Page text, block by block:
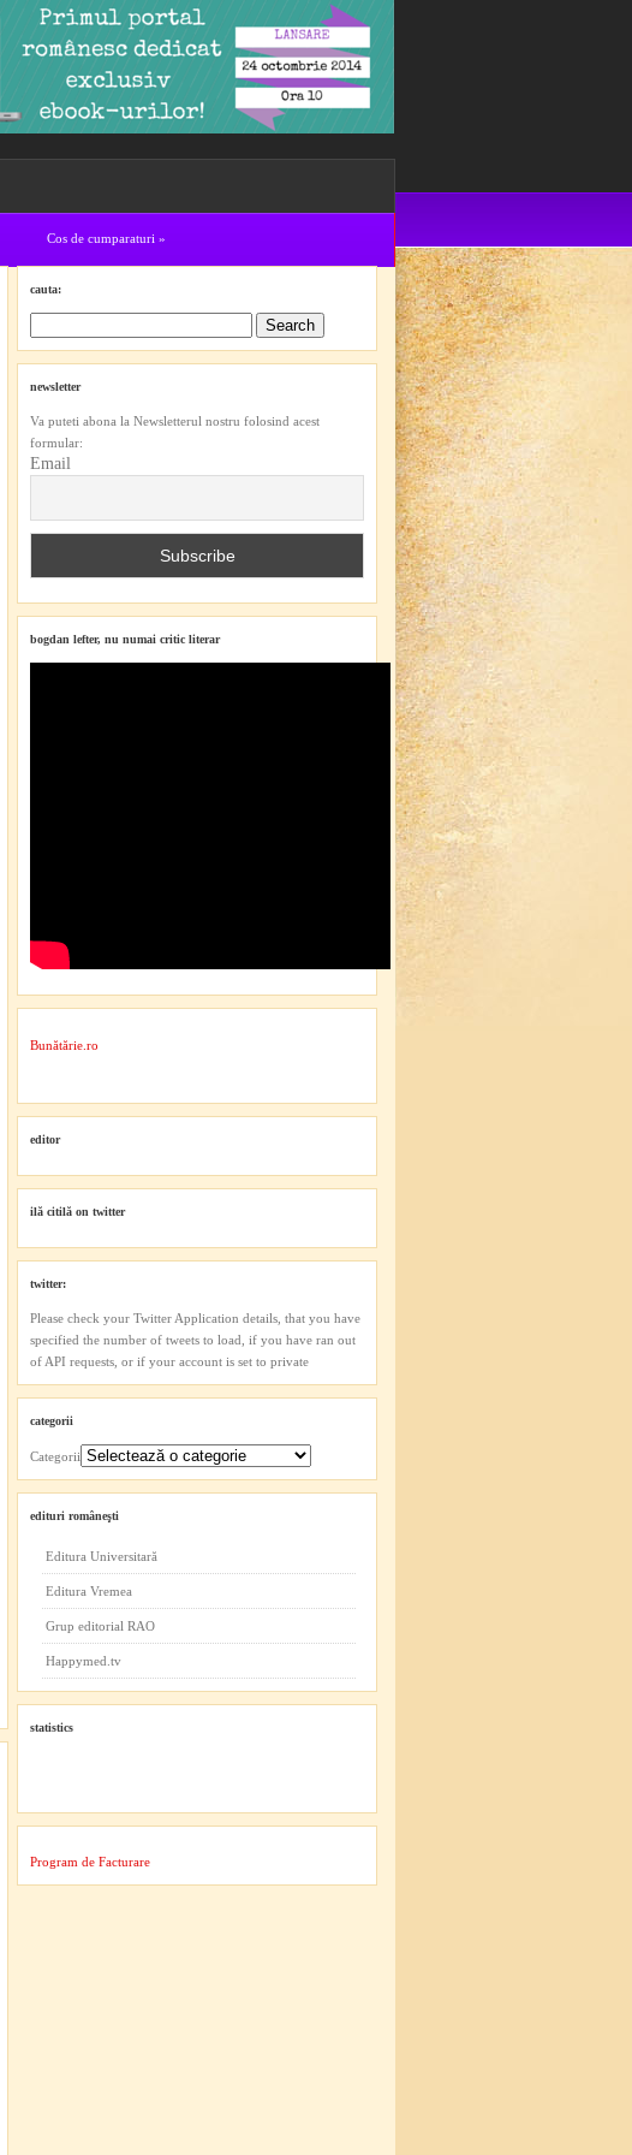
Cos de cumparaturi »
cauta:
newsletter
Va puteti abona la Newsletterul nostru folosind acest
formular:
Email
bogdan lefter, nu numai critic literar
Bunătărie.ro
editor
ilă citilă on twitter
twitter:
Please check your Twitter Application details, that you have
specified the number of tweets to load, if you have ran out
of API requests, or if your account is set to private
categorii
Categorii
edituri româneşti
Editura Universitară
Editura Vremea
Grup editorial RAO
Happymed.tv
statistics
Program de Facturare